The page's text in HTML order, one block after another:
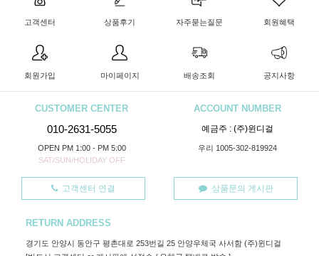
고객센터 상품후기 자주묻는질문 회원혜택
회원가입 마이페이지 배송조회 공지사항
CUSTOMER CENTER
010-2631-5055
OPEN PM 1:00 - PM 5:00
SAT/SUN/HOLIDAY OFF
ACCOUNT NUMBER
예금주 : (주)윈디걸
우리 1005-302-819924
고객센터 연결 상품문의 게시판
RETURN ADDRESS
경기도 안양시 동안구 평촌대로 253번길 25 안양우체국 사서함 (주)윈디걸